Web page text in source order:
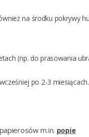
na środku pokrywy
(np. do prasowania
po 2-3 miesiącach.
papierosówm.in. popie